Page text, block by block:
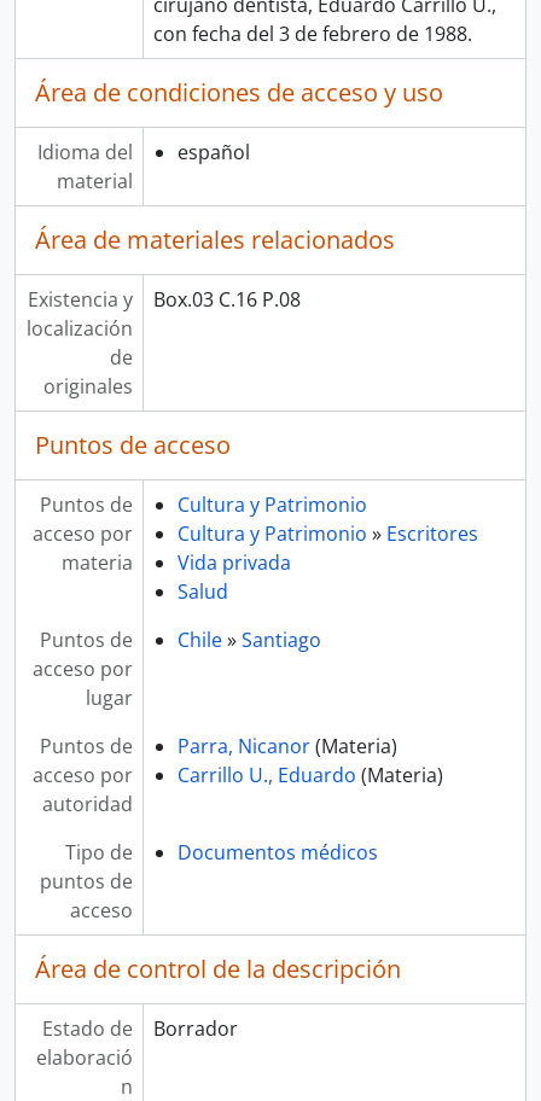
con fecha del 3 de febrero de 1988.
Área de condiciones de acceso y uso
Idioma del
material
español
Área de materiales relacionados
Existencia y
localización
de
originales
Box.03 C.16 P.08
Puntos de acceso
Puntos de
acceso por
materia
Cultura y Patrimonio
Cultura y Patrimonio » Escritores
Vida privada
Salud
Puntos de
acceso por
lugar
Chile»Santiago
Puntos de
acceso por
autoridad
Parra, Nicanor(Materia)
Carrillo U., Eduardo (Materia)
Tipo de
puntos de
acceso
Documentos médicos
Área de control de la descripción
Estado de
elaboració
n
Borrador